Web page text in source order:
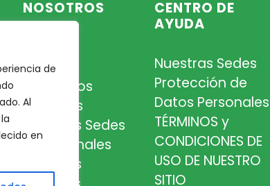
de
Al
en
NOSOTROS
Acceso
Asociados
Nosotros
Nuestras Sedes
Profesionales
Nuestros
CENTRO DE
AYUDA
Nuestras Sedes
Protección de
Datos Personales
TÉRMINOS y
CONDICIONES DE
USO DE NUESTRO
SITIO